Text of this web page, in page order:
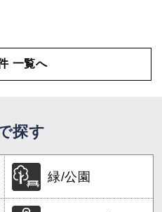
一覧へ
探す
緑/公園